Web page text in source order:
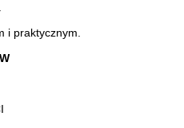
i praktycznym.